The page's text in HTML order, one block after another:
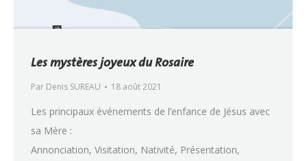
Les mystères joyeux du Rosaire
Par Denis SUREAU 18 août 2021
Les principaux événements de l’enfance de Jésus avec
sa Mère :
Annonciation, Visitation, Nativité, Présentation,